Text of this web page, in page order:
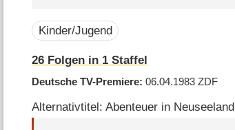
Kinder/Jugend
26 Folgen in 1 Staffel
Deutsche TV-Premiere 06.04.1983ZDF
Alternativtitel: Abenteuer in Neuseeland